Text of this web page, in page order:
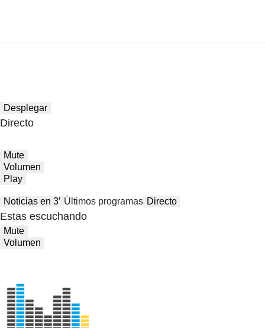
Desplegar
Directo
Mute
Volumen
Play
Noticias en 3′ Últimos programas Directo
Estas escuchando
Mute
Volumen